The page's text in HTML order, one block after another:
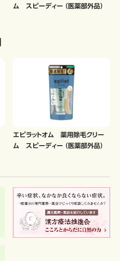
ム スピーディー （医薬部外品）
エピラットオム 薬用除毛クリー
ム スピーディー （医薬部外品）